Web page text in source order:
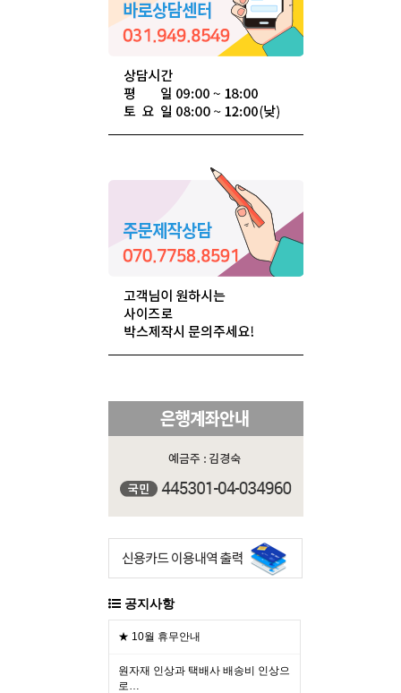
공지사항
★ 10월 휴무안내
원자재 인상과 택배사 배송비 인상으
로…